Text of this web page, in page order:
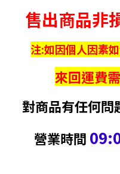
售出商品非
注:如因個人因素
來回運費
對商品有任何問
營業時間